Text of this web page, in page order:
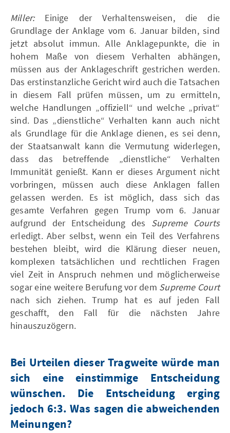
Miller: Einige der Verhaltensweisen, die die
Grundlage der Anklage vom 6. Januar bilden, sind
jetzt absolut immun. Alle Anklagepunkte, die in
hohem Maße von diesem Verhalten abhängen,
müssen aus der Anklageschrift gestrichen werden.
Das erstinstanzliche Gericht wird auch die Tatsachen
in diesem Fall prüfen müssen, um zu ermitteln,
welche Handlungen „offiziell“ und welche „privat“
sind. Das „dienstliche“ Verhalten kann auch nicht
als Grundlage für die Anklage dienen, es sei denn,
der Staatsanwalt kann die Vermutung widerlegen,
dass das betreffende „dienstliche“ Verhalten
Immunität genießt. Kann er dieses Argument nicht
vorbringen, müssen auch diese Anklagen fallen
gelassen werden. Es ist möglich, dass sich das
gesamte Verfahren gegen Trump vom 6. Januar
aufgrund der Entscheidung des Supreme Courts
erledigt. Aber selbst, wenn ein Teil des Verfahrens
bestehen bleibt, wird die Klärung dieser neuen,
komplexen tatsächlichen und rechtlichen Fragen
viel Zeit in Anspruch nehmen und möglicherweise
sogar eine weitere Berufung vor dem Supreme Court
nach sich ziehen. Trump hat es auf jeden Fall
geschafft, den Fall für die nächsten Jahre
hinauszuzögern.
Bei Urteilen dieser Tragweite würde man
sich eine einstimmige Entscheidung
wünschen. Die Entscheidung erging
jedoch 6:3. Was sagen die abweichenden
Meinungen?